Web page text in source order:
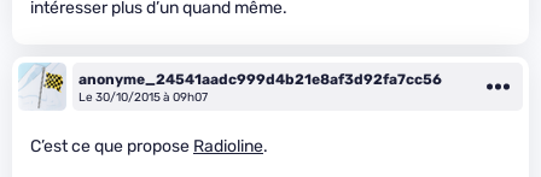
intéresser plus d’un quand même.
anonyme_24541aadc999d4b21e8af3d92fa7cc56
Le 30/10/2015 à 09h07
C’est ce que propose Radioline.